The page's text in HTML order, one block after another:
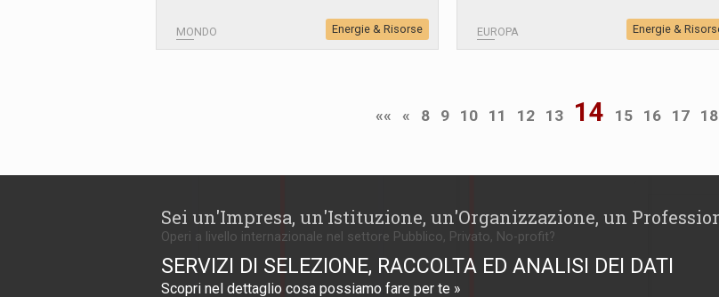
MONDO Energie & Risorse EUROPA Energie &
«« « 8 9 10 11 12 13 14 15 16 17 18
Sei un'Impresa, un'Istituzione, un'Organizzazione, un
Operi a livello internazionale nel settore Pubblico, Privato, No-profit?
SERVIZI DI SELEZIONE, RACCOLTA ED ANALISI DEI DATI
Scopri nel dettaglio cosa possiamo fare per te »